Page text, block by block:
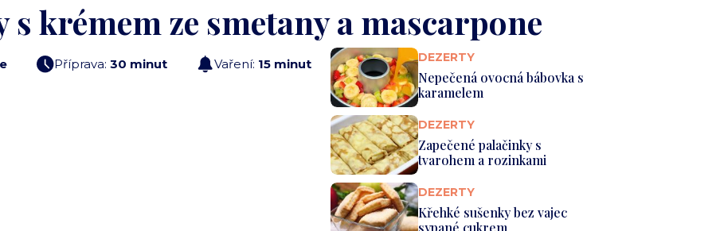
s krémem ze smetany a mascarpone
Příprava:30 minut Vaření: 15 minut DEZERTY
Nepečená ovocná bábovka s
karamelem
DEZERTY
Zapečené palačinky s
tvarohem a rozinkami
DEZERTY
Křehké sušenky bez vajec
sypané cukrem